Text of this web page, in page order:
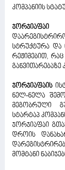
კომპანიის
ჯორჯიაფაი
სტრუქტურა და
რეჟიმებით,
განვითარებაზე
ჯორჯიაფაის
ნელ-ნელა
მეგობრული
სტარტაპ
ჯორჯიაფაი
დროის
მომტანი